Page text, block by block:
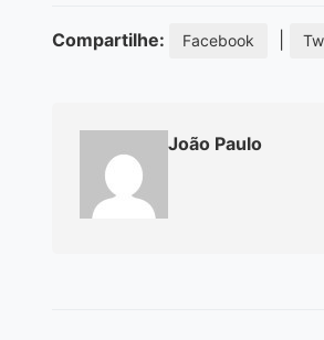
Compartilhe: Facebook
João Paulo